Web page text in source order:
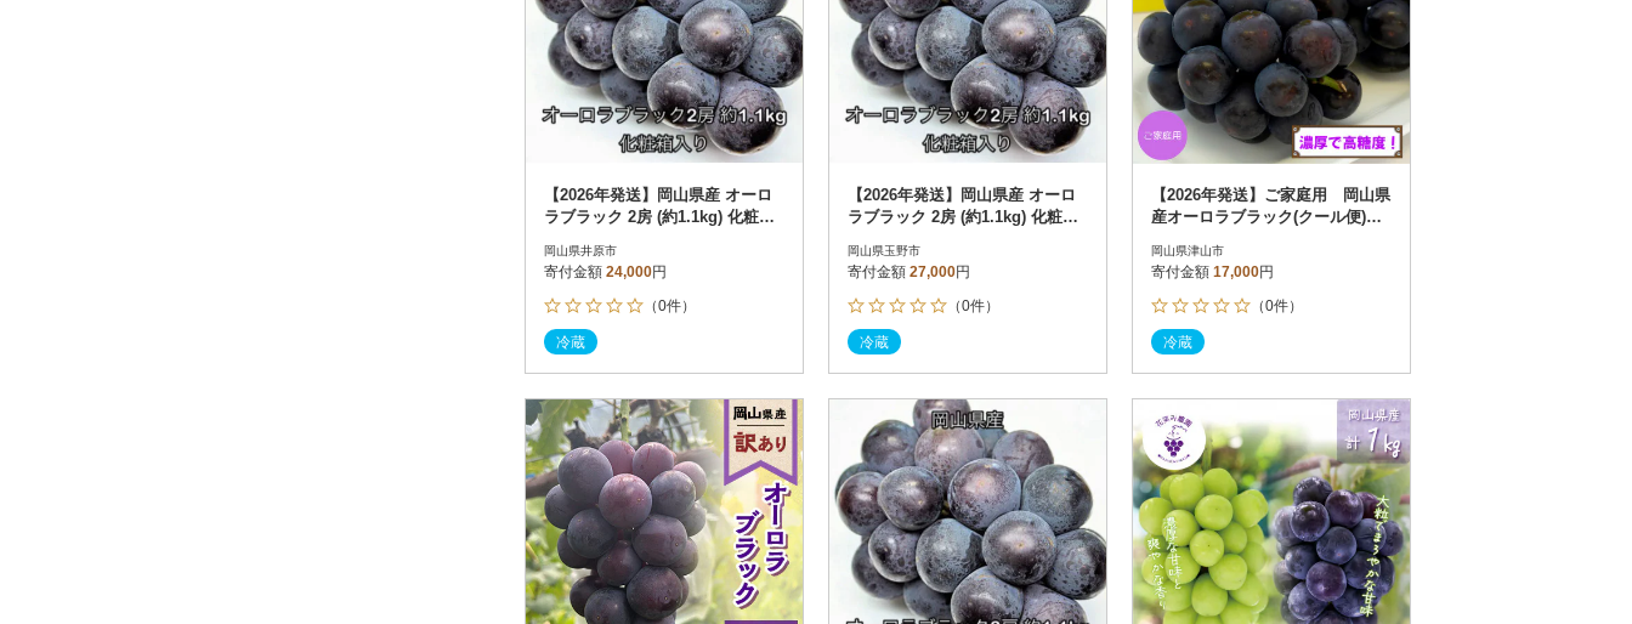
【2026年発送】岡山県産 オーロ
ラブラック 2房 (約1.1kg) 化粧箱
岡山県井原市
寄付金額 24,000円
（0件）
冷蔵
【2026年発送】岡山県産 オーロ
ラブラック 2房 (約1.1kg) 化粧箱
岡山県玉野市
寄付金額 27,000円
（0件）
冷蔵
【2026年発送】ご家庭用 岡山県
産オーロラブラック(クール便)
岡山県津山市
寄付金額 17,000円
（0件）
冷蔵